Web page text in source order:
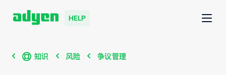
HELP
知识 风险 争议管理